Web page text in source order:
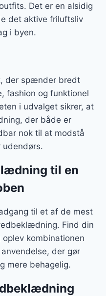
Det er en alsidig
det aktive friluftsliv
i byen.
der spænder bredt
fashion og funktionel
i udvalget sikrer, at
der både er
nok til at modstå
udendørs.
til en
til et af de mest
Find din
kombinationen
der gør
mere behagelig.